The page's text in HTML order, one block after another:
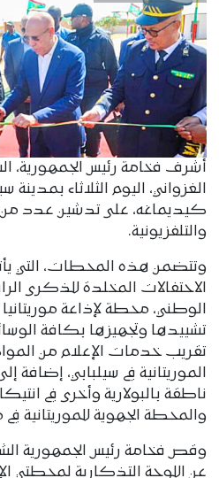
أشرف فخامة رئيس الجمهورية،
الغزواني، اليوم الثلاثاء بمدينة
كيديماغه، على تدشين عدد من
والتلفزيونية.
وتتضمن هذه المحطات، التي
الاحتفالات المخلدة للذكرى
الوطني، محطة لإذاعة
تشييدها وتجهيزها بكافة
تقريب خدمات الإعلام من
الموريتانية في سيلبابي، إضافة
ناطقة بالبولارية وأخرى في
والمحطة الجهوية للموريتانية
وقص فخامة رئيس الجمهورية
عن اللوحة التذكارية لمحطتي